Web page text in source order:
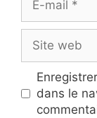
mail
web
dans le